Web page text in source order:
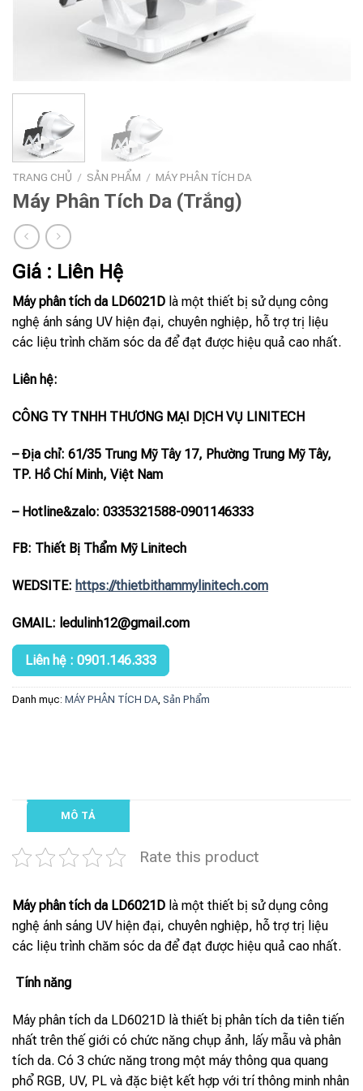
TRANG CHỦ / SẢN PHẨM / MÁY PHÂN TÍCH DA
Máy Phân Tích Da (Trắng)
Giá : Liên Hệ
Máy phân tích da LD6021D là một thiết bị sử dụng công
nghệ ánh sáng UV hiện đại, chuyên nghiệp, hỗ trợ trị liệu
các liệu trình chăm sóc da để đạt được hiệu quả cao nhất.
Liên hệ:
CÔNG TY TNHH THƯƠNG MẠI DỊCH VỤ LINITECH
– Địa chỉ: 61/35 Trung Mỹ Tây 17, Phường Trung Mỹ Tây,
TP. Hồ Chí Minh, Việt Nam
– Hotline&zalo: 0335321588-0901146333
FB: Thiết Bị Thẩm Mỹ Linitech
WEDSITE: https://thietbithammylinitech.com
GMAIL: ledulinh12@gmail.com
Liên hệ : 0901.146.333
Danh mục: MÁY PHÂN TÍCH DA Sản Phẩm
MÔ TẢ
Rate this product
Máy phân tích da LD6021D là một thiết bị sử dụng công
nghệ ánh sáng UV hiện đại, chuyên nghiệp, hỗ trợ trị liệu
các liệu trình chăm sóc da để đạt được hiệu quả cao nhất.
Tính năng
Máy phân tích da LD6021D là thiết bị phân tích da tiên tiến
nhất trên thế giới có chức năng chụp ảnh, lấy mẫu và phân
tích da. Có 3 chức năng trong một máy thông qua quang
phổ RGB, UV, PL và đặc biệt kết hợp với trí thông minh nhân